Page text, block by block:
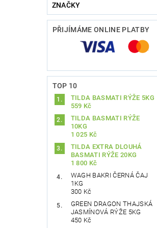
ZNAČKY
PŘIJÍMÁME ONLINE PLATBY
TOP 10
TILDA BASMATI RÝŽE 5KG
559 Kč
TILDA BASMATI RÝŽE
10KG
1 025 Kč
TILDA EXTRA DLOUHÁ
BASMATI RÝŽE 20KG
1 800 Kč
WAGH BAKRI ČERNÁ ČAJ
1KG
300 Kč
GREEN DRAGON THAJSKÁ
JASMÍNOVÁ RÝŽE 5KG
450 Kč